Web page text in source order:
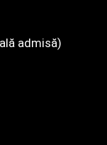
admisă)